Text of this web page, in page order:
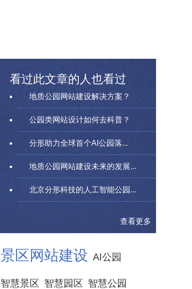
看过此文章的人也看过
地质公园网站建设解决方案？
公园类网站设计如何去科普？
分形助力全球首个AI公园落...
地质公园网站建设未来的发展...
北京分形科技的人工智能公园...
查看更多
景区网站建设 AI公园
智慧景区 智慧园区 智慧公园